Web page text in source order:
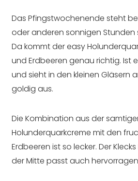
Das Pfingstwochenende steht
oder anderen sonnigen Stunden
Da kommt der easy
und Erdbeeren genau richtig. Ist
und sieht in den kleinen Gläsern
goldig aus.
Die Kombination aus der
Holunderquarkcreme mit den
Erdbeeren ist so lecker. Der
der Mitte passt auch